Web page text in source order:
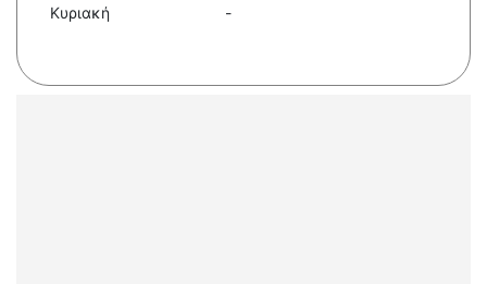
Κυριακή
-